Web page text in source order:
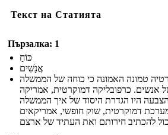
Текст на Статията
Пързалка: 1
כּוֹחַ
אֲנָשִׁים
טמונה האמונה כי כוחה של הממשלה
אנשים. כרפובליקה דמוקרטית, אמריקה
היו הגדרת היסוד של איך הממשלה
דמוקרטית, שוק חופשי, אמריקאים